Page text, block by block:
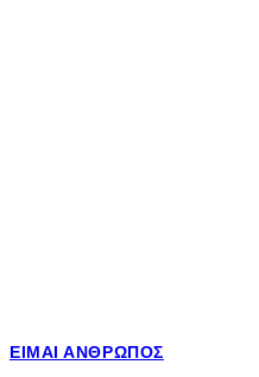
ΕΊΜΑΙ ΆΝΘΡΩΠΟΣ